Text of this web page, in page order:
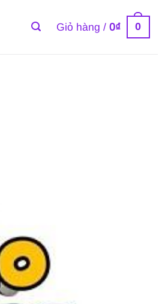
Giỏ hàng /0₫ 0